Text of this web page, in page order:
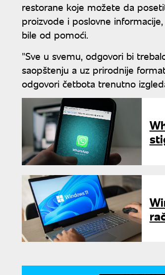
restorane koje možete da
proizvode i poslovne
bile od pomoći.
"Sve u svemu, odgovori bi
saopštenju a uz prirodnije
odgovori četbota trenutno